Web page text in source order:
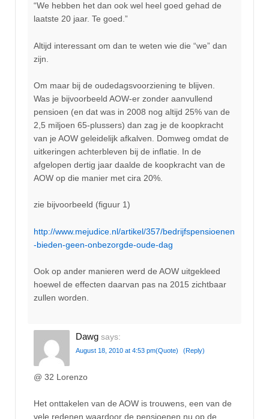
“We hebben het dan ook wel heel goed gehad de
laatste 20 jaar. Te goed.”
Altijd interessant om dan te weten wie die “we” dan
zijn.
Om maar bij de oudedagsvoorziening te blijven.
Was je bijvoorbeeld AOW-er zonder aanvullend
pensioen (en dat was in 2008 nog altijd 25% van de
2,5 miljoen 65-plussers) dan zag je de koopkracht
van je AOW geleidelijk afkalven. Domweg omdat de
uitkeringen achterbleven bij de inflatie. In de
afgelopen dertig jaar daalde de koopkracht van de
AOW op die manier met cira 20%.
zie bijvoorbeeld (figuur 1)
http://www.mejudice.nl/artikel/357/bedrijfspensioenen
-bieden-geen-onbezorgde-oude-dag
Ook op ander manieren werd de AOW uitgekleed
hoewel de effecten daarvan pas na 2015 zichtbaar
zullen worden.
Dawg says:
August 18, 2010 at 4:53 pm(Quote) (Reply)
@ 32 Lorenzo
Het onttakelen van de AOW is trouwens, een van de
vele redenen waardoor de pensioenen nu op de